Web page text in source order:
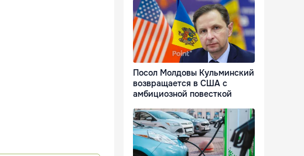
Посол Молдовы Кульминский
возвращается в США с
амбициозной повесткой